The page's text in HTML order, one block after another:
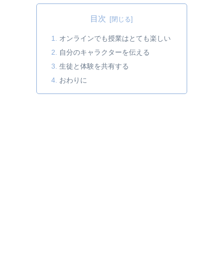
目次
オンラインでも授業はとても楽しい
自分のキャラクターを伝える
生徒と体験を共有する
おわりに